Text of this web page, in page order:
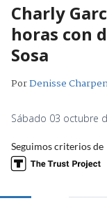
Charly
horas con
Sosa
PorDenisse
Sábado 03 octubre
Seguimos criterios de